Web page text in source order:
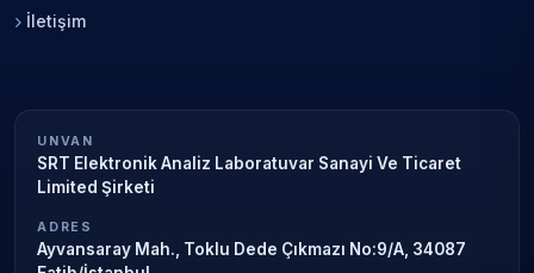
İletişim
UNVAN
SRT Elektronik Analiz Laboratuvar Sanayi Ve Ticaret
Limited Şirketi
ADRES
Ayvansaray Mah., Toklu Dede Çıkmazı No:9/A, 34087